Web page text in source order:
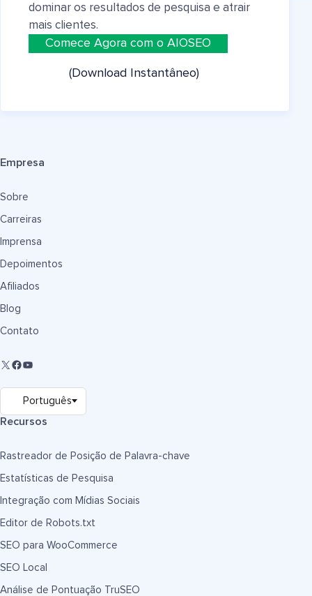
dominar os resultados de pesquisa e atrair
mais clientes.
Comece Agora com o AIOSEO
(Download Instantâneo)
Empresa
Sobre
Carreiras
Imprensa
Depoimentos
Afiliados
Blog
Contato
Recursos
Rastreador de Posição de Palavra-chave
Estatísticas de Pesquisa
Integração com Mídias Sociais
Editor de Robots.txt
SEO para WooCommerce
SEO Local
Análise de Pontuação TruSEO